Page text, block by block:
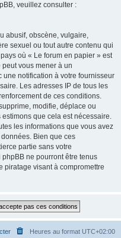
veuillez consulter :
abusif, obscène, vulgaire,
sexuel ou tout autre contenu qui
où « Le forum en papier » est
vous mener à un
une notification à votre fournisseur
Les adresses IP de tous les
de ces conditions.
modifie, déplace ou
que cela est nécessaire.
les informations que vous avez
Bien que ces
partie sans votre
ne pourront être tenus
piratage visant à compromettre
Heures au format UTC+02:00